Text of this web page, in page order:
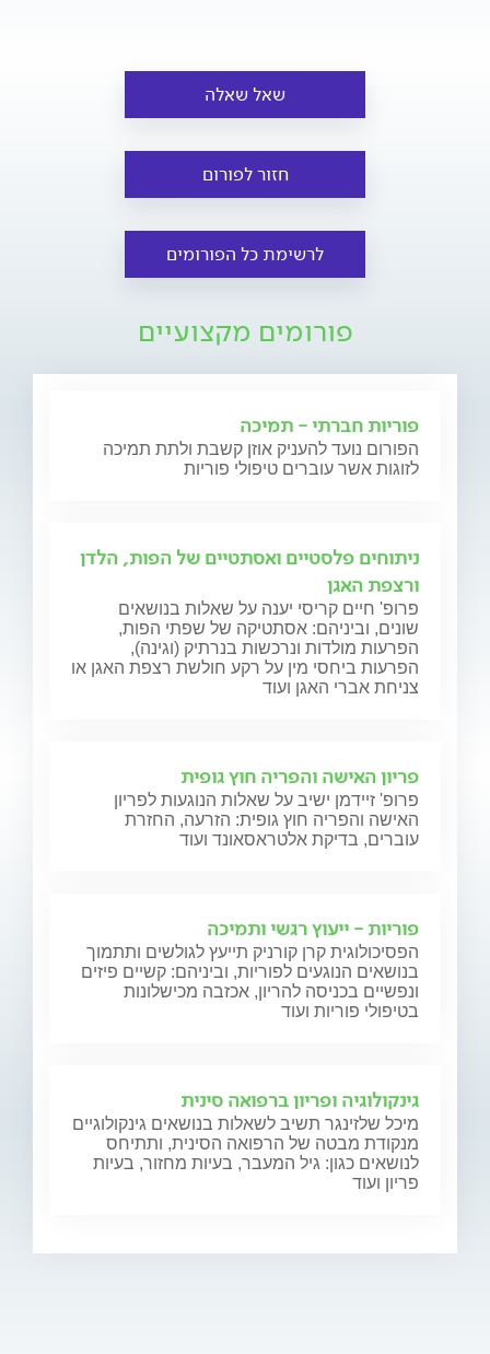
שאל שאלה
חזור לפורום
לרשימת כל הפורומים
פורומים מקצועיים
פוריות חברתי - תמיכה
הפורום נועד להעניק אוזן קשבת ולתת תמיכה
לזוגות אשר עוברים טיפולי פוריות
ניתוחים פלסטיים ואסתטיים של הפות, הלדן
ורצפת האגן
פרופ' חיים קריסי יענה על שאלות בנושאים
שונים, וביניהם: אסתטיקה של שפתי הפות,
הפרעות מולדות ונרכשות בנרתיק (וגינה),
הפרעות ביחסי מין על רקע חולשת רצפת האגן או
צניחת אברי האגן ועוד
פריון האישה והפריה חוץ גופית
פרופ' זיידמן ישיב על שאלות הנוגעות לפריון
האישה והפריה חוץ גופית: הזרעה, החזרת
עוברים, בדיקת אלטראסאונד ועוד
פוריות - ייעוץ רגשי ותמיכה
הפסיכולוגית קרן קורניק תייעץ לגולשים ותתמוך
בנושאים הנוגעים לפוריות, וביניהם: קשיים פיזים
ונפשיים בכניסה להריון, אכזבה מכישלונות
בטיפולי פוריות ועוד
גינקולוגיה ופריון ברפואה סינית
מיכל שלזינגר תשיב לשאלות בנושאים גינקולוגיים
מנקודת מבטה של הרפואה הסינית, ותתיחס
לנושאים כגון: גיל המעבר, בעיות מחזור, בעיות
פריון ועוד